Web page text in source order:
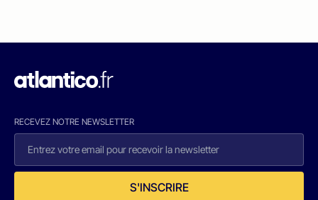
RECEVEZ NOTRE NEWSLETTER
S'INSCRIRE